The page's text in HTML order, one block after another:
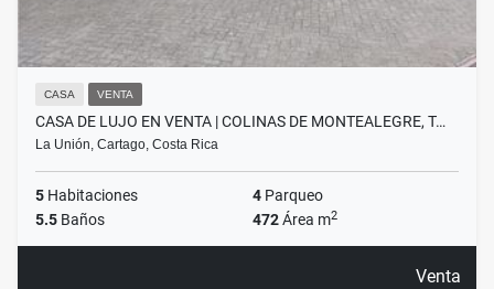
CASA VENTA
CASA DE LUJO EN VENTA | COLINAS DE MONTEALEGRE, T…
La Unión, Cartago, Costa Rica
5 Habitaciones 4 Parqueo
5.5 Baños 472Área m2
Venta